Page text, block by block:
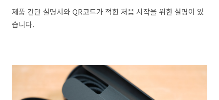
제품 간단 설명서와 QR코드가 적힌 처음 시작을 위한 설명이 있
습니다.